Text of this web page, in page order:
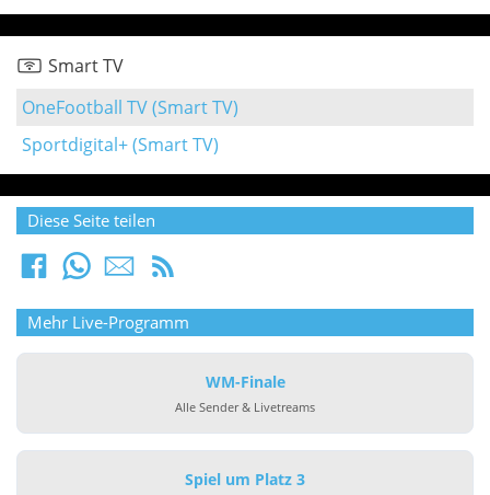
Smart TV
OneFootball TV (Smart TV)
Sportdigital+ (Smart TV)
Diese Seite teilen
Mehr Live-Programm
WM-Finale
Alle Sender & Livetreams
Spiel um Platz 3